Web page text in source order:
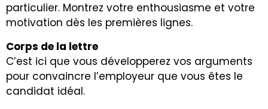
particulier. Montrez votre enthousiasme et votre
motivation dès les premières lignes.
Corps de la lettre
C’est ici que vous développerez vos arguments
pour convaincre l’employeur que vous êtes le
candidat idéal.